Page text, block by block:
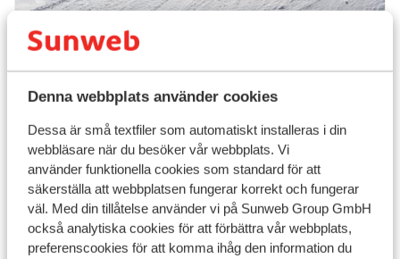
Denna webbplats använder cookies
Dessa är små textfiler som automatiskt installeras i din
webbläsare när du besöker vår webbplats. Vi
använder funktionella cookies som standard för att
säkerställa att webbplatsen fungerar korrekt och fungerar
väl. Med din tillåtelse använder vi på Sunweb Group GmbH
också analytiska cookies för att förbättra vår webbplats,
preferenscookies för att komma ihåg den information du
Populära skidorter